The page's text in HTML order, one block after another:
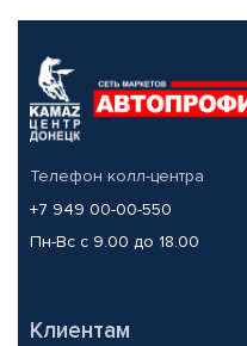
Телефон колл-центра
+7 949 00-00-550
Пн-Вс с 9.00 до 18.00
Клиентам